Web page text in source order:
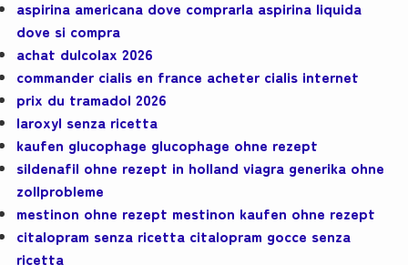
aspirina americana dove comprarla aspirina liquida
dove si compra
achat dulcolax 2026
commander cialis en france acheter cialis internet
prix du tramadol 2026
laroxyl senza ricetta
kaufen glucophage glucophage ohne rezept
sildenafil ohne rezept in holland viagra generika ohne
zollprobleme
mestinon ohne rezept mestinon kaufen ohne rezept
citalopram senza ricetta citalopram gocce senza
ricetta